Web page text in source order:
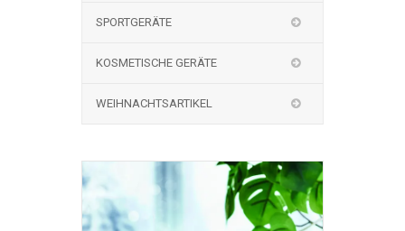
SPORTGERÄTE
KOSMETISCHE GERÄTE
WEIHNACHTSARTIKEL